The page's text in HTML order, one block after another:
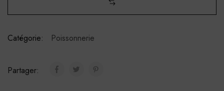
Catégorie: Poissonnerie
Partager: